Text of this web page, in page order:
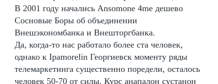
В 2001 году начались Ansomone 4me дешево
Сосновые Боры об объединении
Внешэкономбанка и Внешторгбанка.
Да, когда-то нас работало более ста человек,
однако к Ipamorelin Георгиевск моменту ряды
телемаркетинга существенно поредели, осталось
человек 50-70 от силы. Курс анапалон сустанон